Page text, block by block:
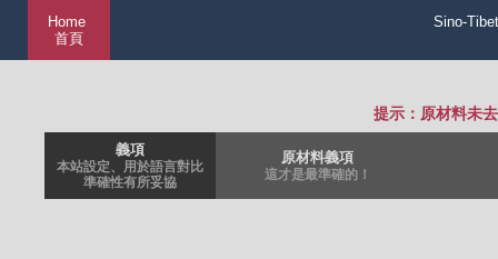
Home
首頁
Sino-
提示：原材料未
義項
本站設定、用於語言對比
準確性有所妥協
原材料義項
這才是最準確的！